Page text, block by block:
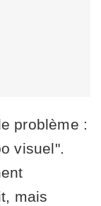
problème :
visuel".
mais